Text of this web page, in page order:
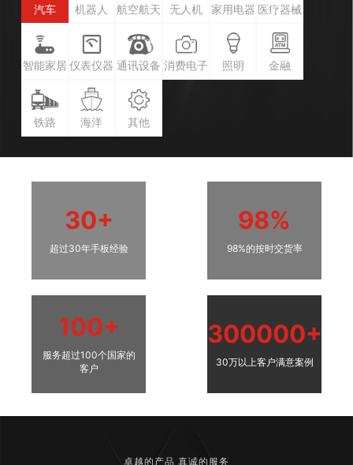
汽车 机器人 航空航天 无人机 家用电器 医疗器械
智能家居 仪表仪器 通讯设备 消费电子 照明 金融
铁路 海洋 其他
30+
超过30年手板经验
98%
98%的按时交货率
100+
服务超过100个国家的
客户
300000+
30万以上客户满意案例
卓越的产品 真诚的服务